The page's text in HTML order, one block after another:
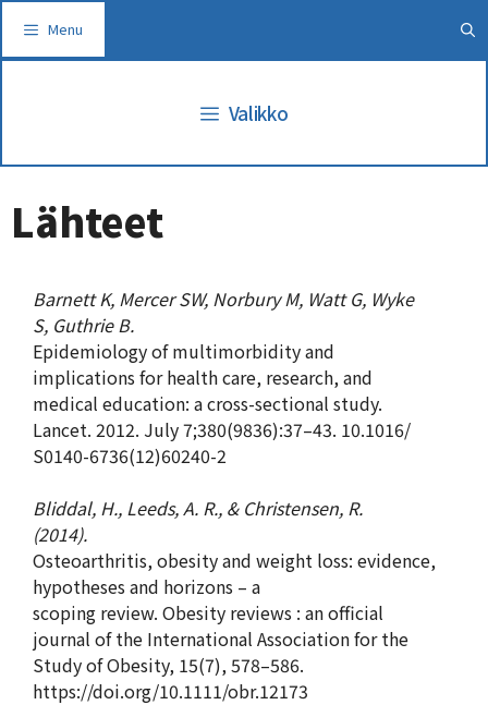
sisältöön
Menu
Valikko
Lähteet
Barnett K, Mercer SW, Norbury M, Watt G, Wyke
S, Guthrie B.
Epidemiology of multimorbidity and
implications for health care, research, and
medical education: a cross-sectional study.
Lancet. 2012. July 7;380(9836):37–43. 10.1016/
S0140-6736(12)60240-2
Bliddal, H., Leeds, A. R., & Christensen, R.
(2014).
Osteoarthritis, obesity and weight loss: evidence,
hypotheses and horizons – a
scoping review. Obesity reviews : an official
journal of the International Association for the
Study of Obesity, 15(7), 578–586.
https://doi.org/10.1111/obr.12173